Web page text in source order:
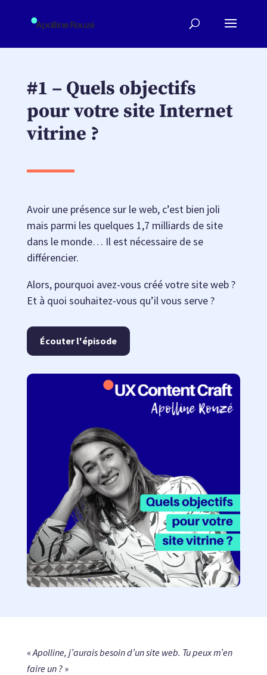
#1 – Quels objectifs
pour votre site Internet
vitrine ?
Avoir une présence sur le web, c’est bien joli
mais parmi les quelques 1,7 milliards de site
dans le monde… Il est nécessaire de se
différencier.
Alors, pourquoi avez-vous créé votre site web ?
Et à quoi souhaitez-vous qu’il vous serve ?
Écouter l'épisode
« Apolline, j’aurais besoin d’un site web. Tu peux m’en
faire un ? »